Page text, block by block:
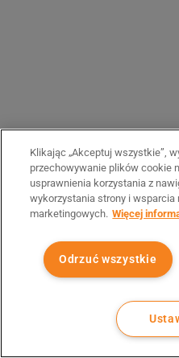
Klikając „Akceptuj wszystkie”,
przechowywanie plików cookie
usprawnienia korzystania z
wykorzystania strony i wsparcia
marketingowych. Więcej
Odrzuć wszystkie